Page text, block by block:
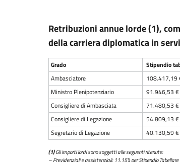
Retribuzioni annue lorde (1),
della carriera diplomatica in
Grado Stipendio
Ambasciatore
108.417,19
Ministro Plenipotenziario
91.946,53 €
Consigliere di Ambasciata
71.480,53 €
Consigliere di Legazione
54.809,13 €
Segretario di Legazione
40.130,59 €
(1)Gli importi lordi sono soggetti alle seguenti ritenute:
– Previdenziali e assistenziali: 11,15% per Stipendio